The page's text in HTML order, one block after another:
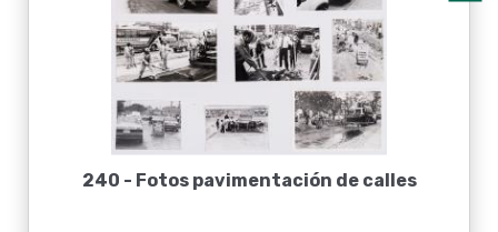
240 - Fotos pavimentación de calles